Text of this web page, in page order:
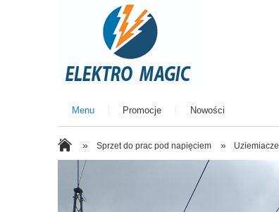
Menu Promocje Nowości
» Sprzet do prac pod napięciem » Uziemiacze